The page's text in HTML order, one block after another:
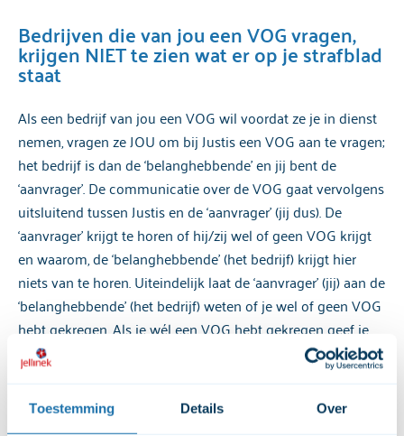
Toestemming Details Over
Bedrijven die van jou een VOG vragen,
krijgen NIET te zien wat er op je strafblad
staat
Als een bedrijf van jou een VOG wil voordat ze je in dienst
nemen, vragen ze JOU om bij Justis een VOG aan te vragen;
het bedrijf is dan de ‘belanghebbende’ en jij bent de
‘aanvrager’. De communicatie over de VOG gaat vervolgens
uitsluitend tussen Justis en de ‘aanvrager’ (jij dus). De
‘aanvrager’ krijgt te horen of hij/zij wel of geen VOG krijgt
en waarom, de ‘belanghebbende’ (het bedrijf) krijgt hier
niets van te horen. Uiteindelijk laat de ‘aanvrager’ (jij) aan de
‘belanghebbende’ (het bedrijf) weten of je wel of geen VOG
hebt gekregen. Als je wél een VOG hebt gekregen geef je
die gewoon door, als je géén VOG hebt gekregen ben je
NIET verplicht om aan het bedrijf te vertellen waarom je
deze niet hebt gekregen. De VOG constructie is er juist voor
gemaakt dat bedrijven wél kunnen controleren of ze